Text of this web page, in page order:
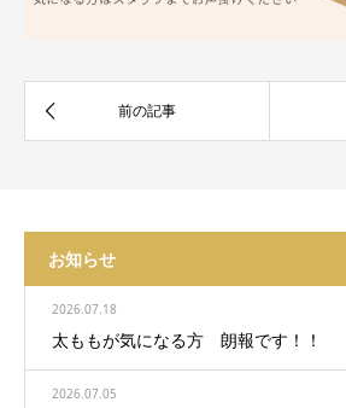
お知らせ
2026.07.18
太ももが気になる方 朗報です！！
2026.07.05